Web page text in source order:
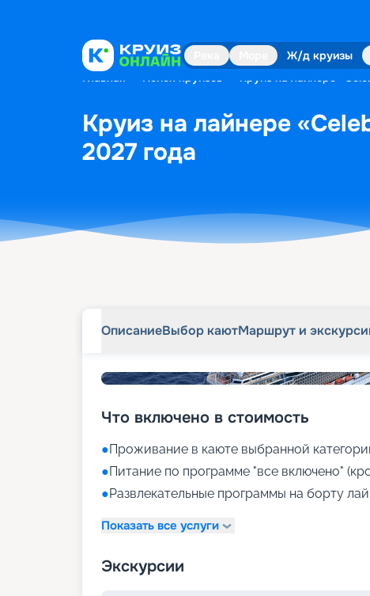
Ж/д круизы
Главная Поиск круизов Круиз на лайнере
Круиз на лайнере
2027 года
ОписаниеВыбор каютМаршрут и
Что включено в стоимость
●Проживание в каюте выбранной
●Питание по программе "все включено"
●Развлекательные программы на борту
Показать все услуги
Экскурсии